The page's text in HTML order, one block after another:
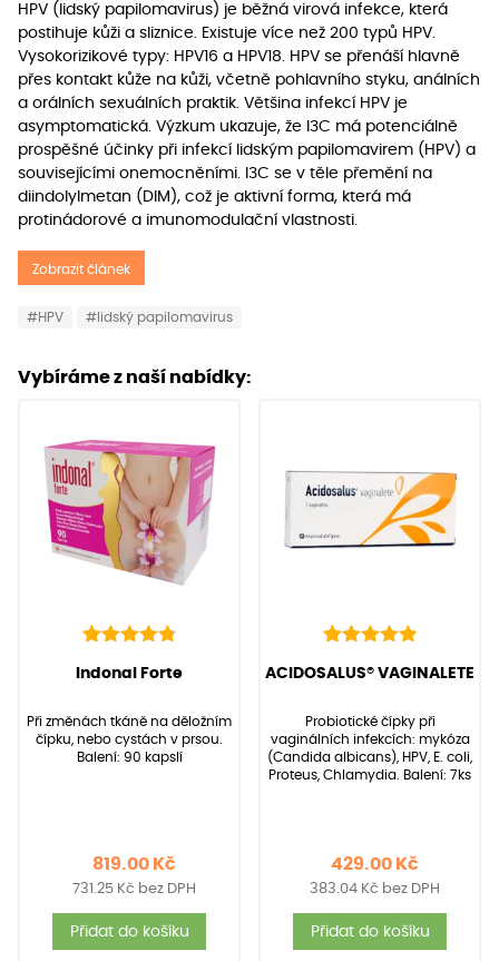
HPV (lidský papilomavirus) je běžná virová infekce, která
postihuje kůži a sliznice. Existuje více než 200 typů HPV.
Vysokorizikové typy: HPV16 a HPV18. HPV se přenáší hlavně
přes kontakt kůže na kůži, včetně pohlavního styku, análních
a orálních sexuálních praktik. Většina infekcí HPV je
asymptomatická. Výzkum ukazuje, že I3C má potenciálně
prospěšné účinky při infekcí lidským papilomavirem (HPV) a
souvisejícími onemocněními. I3C se v těle přemění na
diindolylmetan (DIM), což je aktivní forma, která má
protinádorové a imunomodulační vlastnosti.
Zobrazit článek
#HPV #lidský papilomavirus
Vybíráme z naší nabídky:
4.90
základě
hodnocení
zákazníků
(Hodnocení:136
Indonal Forte
Při změnách tkáně na děložním
čípku, nebo cystách v prsou.
Balení: 90 kapslí
819.00 Kč
731.25 Kč bez DPH
Přidat do košíku
4.95
základě
hodnocení
zákazníků
(Hodnocení:22)
ACIDOSALUS® VAGINALETE
Probiotické čípky při
vaginálních infekcích: mykóza
(Candida albicans), HPV, E. coli,
Proteus, Chlamydia. Balení: 7ks
429.00 Kč
383.04 Kč bez DPH
Přidat do košíku